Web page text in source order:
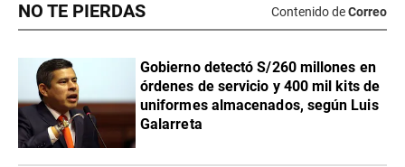
NO TE PIERDAS Contenido deCorreo
Gobierno detectó S/260 millones en
órdenes de servicio y 400 mil kits de
uniformes almacenados, según Luis
Galarreta